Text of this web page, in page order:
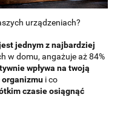
urządzeniach?
jednym z najbardziej
w domu, angażuje aż 84%
wpływa na twoją
organizmu i co
czasie osiągnąć